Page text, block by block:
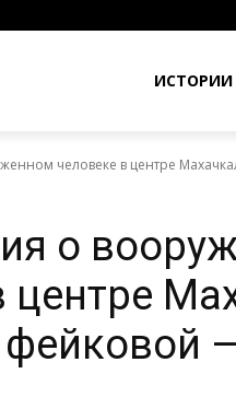
ИСТОРИИ
человеке в центре
о
центре
фейковой